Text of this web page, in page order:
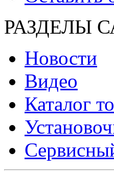
РАЗДЕЛЫ
Новости
Видео
Каталог